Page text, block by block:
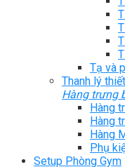
Tạ và
Thanh lý
Hàng trưng
Hàng
Hàng
Hàng
Phụ
Setup Phòng Gym